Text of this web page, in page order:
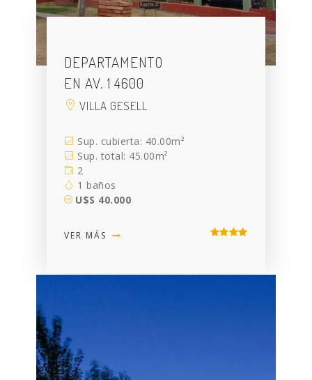
DEPARTAMENTO
EN AV. 1 4600
VILLA GESELL
Sup. cubierta: 40.00m²
Sup. total: 45.00m²
2
1 baños
U$S 40.000
VER MÁS